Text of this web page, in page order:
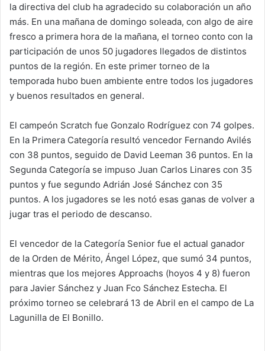
la directiva del club ha agradecido su colaboración un año
más. En una mañana de domingo soleada, con algo de aire
fresco a primera hora de la mañana, el torneo conto con la
participación de unos 50 jugadores llegados de distintos
puntos de la región. En este primer torneo de la
temporada hubo buen ambiente entre todos los jugadores
y buenos resultados en general.
El campeón Scratch fue Gonzalo Rodríguez con 74 golpes.
En la Primera Categoría resultó vencedor Fernando Avilés
con 38 puntos, seguido de David Leeman 36 puntos. En la
Segunda Categoría se impuso Juan Carlos Linares con 35
puntos y fue segundo Adrián José Sánchez con 35
puntos. A los jugadores se les notó esas ganas de volver a
jugar tras el periodo de descanso.
El vencedor de la Categoría Senior fue el actual ganador
de la Orden de Mérito, Ángel López, que sumó 34 puntos,
mientras que los mejores Approachs (hoyos 4 y 8) fueron
para Javier Sánchez y Juan Fco Sánchez Estecha. El
próximo torneo se celebrará 13 de Abril en el campo de La
Lagunilla de El Bonillo.